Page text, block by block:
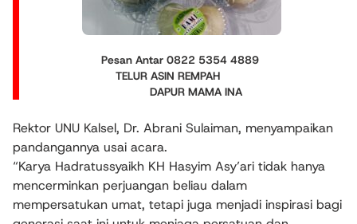
Pesan Antar 0822 5354 4889
TELUR ASIN REMPAH
DAPUR MAMA INA
Rektor UNU Kalsel, Dr. Abrani Sulaiman, menyampaikan
pandangannya usai acara.
“Karya Hadratussyaikh KH Hasyim Asy’ari tidak hanya
mencerminkan perjuangan beliau dalam
mempersatukan umat, tetapi juga menjadi inspirasi bagi